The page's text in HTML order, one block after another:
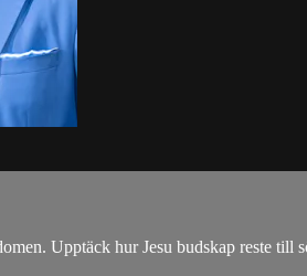
Upptäck hur Jesu budskap reste till